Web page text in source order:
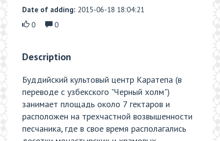
Date of adding: 2015-06-18 18:04:21
0
0
Description
Буддийский культовый центр Каратепа (в
переводе с узбекского "Черный холм")
занимает площадь около 7 гектаров и
расположен на трехчастной возвышенности
песчаника, где в свое время располагались